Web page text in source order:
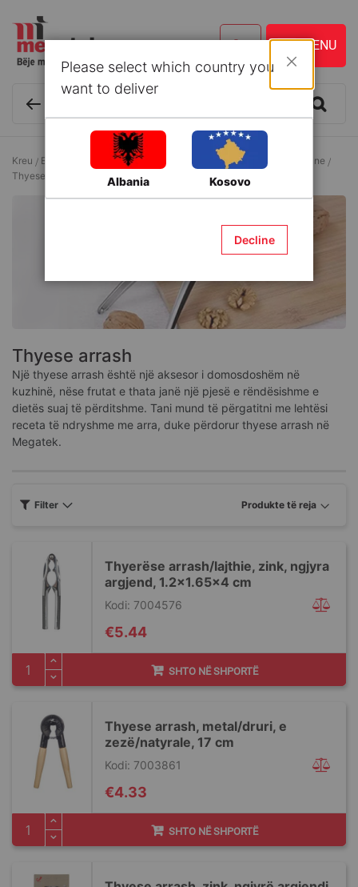
Kreu Enë kuzhine dhe Aksesorë
Aksesorë të domosdoshëm kuzhine
Thyese arrash
Thyese arrash
Një thyese arrash është një aksesor i domosdoshëm në
kuzhinë, nëse frutat e thata janë një pjesë e rëndësishme e
dietës suaj të përditshme. Tani mund të përgatitni me lehtësi
receta të ndryshme me arra, duke përdorur thyese arrash në
Megatek.
Thyerëse arrash/lajthie, zink, ngjyra
argjend, 1.2x1.65x4 cm
Kodi: 7004576
€5.44
SHTO NË SHPORTË
Thyese arrash, metal/druri, e
zezë/natyrale, 17 cm
Kodi: 7003861
€4.33
SHTO NË SHPORTË
Filter
Please select which country you
want to deliver
Albania Kosovo
Decline